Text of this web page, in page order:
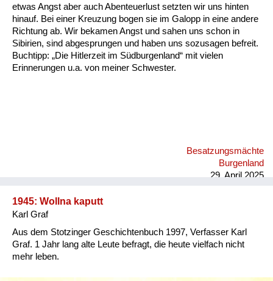
etwas Angst aber auch Abenteuerlust setzten wir uns hinten
hinauf. Bei einer Kreuzung bogen sie im Galopp in eine andere
Richtung ab. Wir bekamen Angst und sahen uns schon in
Sibirien, sind abgesprungen und haben uns sozusagen befreit.
Buchtipp: „Die Hitlerzeit im Südburgenland“ mit vielen
Erinnerungen u.a. von meiner Schwester.
Besatzungsmächte
Burgenland
29. April 2025
1945: Wollna kaputt
Karl Graf
Aus dem Stotzinger Geschichtenbuch 1997, Verfasser Karl
Graf. 1 Jahr lang alte Leute befragt, die heute vielfach nicht
mehr leben.